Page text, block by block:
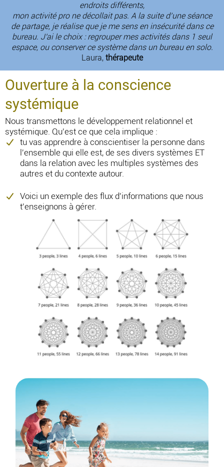
endroits différents,
mon activité pro ne décollait pas. A la suite d’une séance
de partage, je réalise que je me sens en insécurité dans ce
bureau. J'ai le choix : regrouper mes activités dans 1 seul
espace, ou conserver ce système dans un bureau en solo.
Laura, thérapeute
Ouverture à la conscience
systémique
Nous transmettons le développement relationnel et
systémique. Qu'est ce que cela implique :
tu vas apprendre à conscientiser la personne dans
l'ensemble qui elle est, de ses divers systèmes ET
dans la relation avec les multiples systèmes des
autres et du contexte autour.
Voici un exemple des flux d'informations que nous
t'enseignons à gérer.